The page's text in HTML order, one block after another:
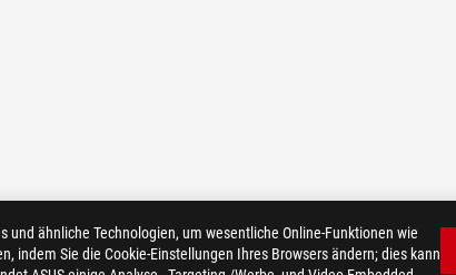
und ähnliche Technologien, um wesentliche Online-Funktionen wie
indem Sie die Cookie-Einstellungen Ihres Browsers ändern; dies kann